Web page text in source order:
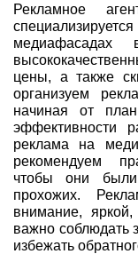
Рекламное
цены, а также
организуем
начиная от
эффективности
реклама на
рекомендуем
чтобы они
прохожих.
внимание,
важно соблюдать
избежать